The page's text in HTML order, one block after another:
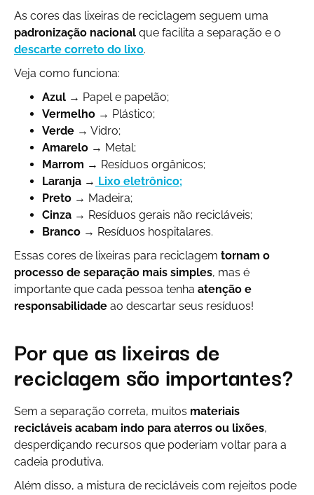
As cores das lixeiras de reciclagem seguem uma
padronização nacional que facilita a separação e o
descarte correto do lixo.
Veja como funciona:
Azul → Papel e papelão;
Vermelho → Plástico;
Verde → Vidro;
Amarelo → Metal;
Marrom → Resíduos orgânicos;
Laranja → Lixo eletrônico;
Preto → Madeira;
Cinza → Resíduos gerais não recicláveis;
Branco → Resíduos hospitalares.
Essas cores de lixeiras para reciclagem tornam o
processo de separação mais simples, mas é
importante que cada pessoa tenha atenção e
responsabilidade ao descartar seus resíduos!
Por que as lixeiras de
reciclagem são importantes?
Sem a separação correta, muitos materiais
recicláveis acabam indo para aterros ou lixões,
desperdiçando recursos que poderiam voltar para a
cadeia produtiva.
Além disso, a mistura de recicláveis com rejeitos pode